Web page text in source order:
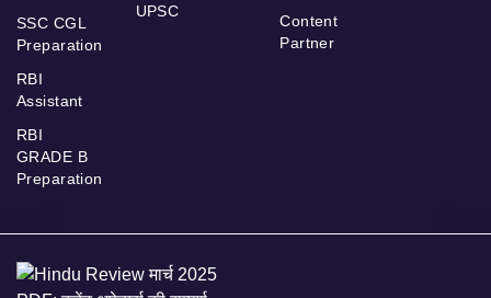
SSC CGL
Preparation
RBI
Assistant
RBI
GRADE B
Preparation
UPSC
Content
Partner